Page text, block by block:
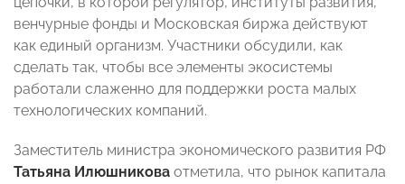
венчурные фонды и Московская биржа действуют
как единый организм. Участники обсудили, как
сделать так, чтобы все элементы экосистемы
работали слаженно для поддержки роста малых
технологических компаний.
Заместитель министра экономического развития РФ
Татьяна Илюшникова отметила, что рынок капитала